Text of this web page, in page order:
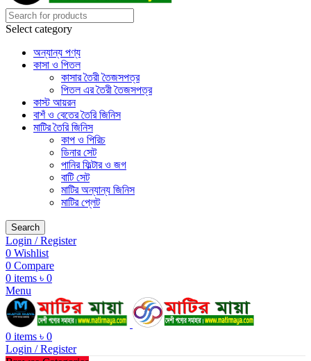
Select category
অন্যান্য পণ্য
কাসা ও পিতল
কাসার তৈরী তৈজসপত্র
পিতল এর তৈরী তৈজসপত্র
কাস্ট আয়রন
বাশঁ ও বেতের তৈরি জিনিস
মাটির তৈরি জিনিস
কাপ ও পিরিচ
ডিনার সেট
পানির ফিল্টার ও জগ
বাটি সেট
মাটির অন্যান্য জিনিস
মাটির প্লেট
Search
Login / Register
0 Wishlist
0 Compare
0 items ৳ 0
Menu
0 items ৳ 0
Login / Register